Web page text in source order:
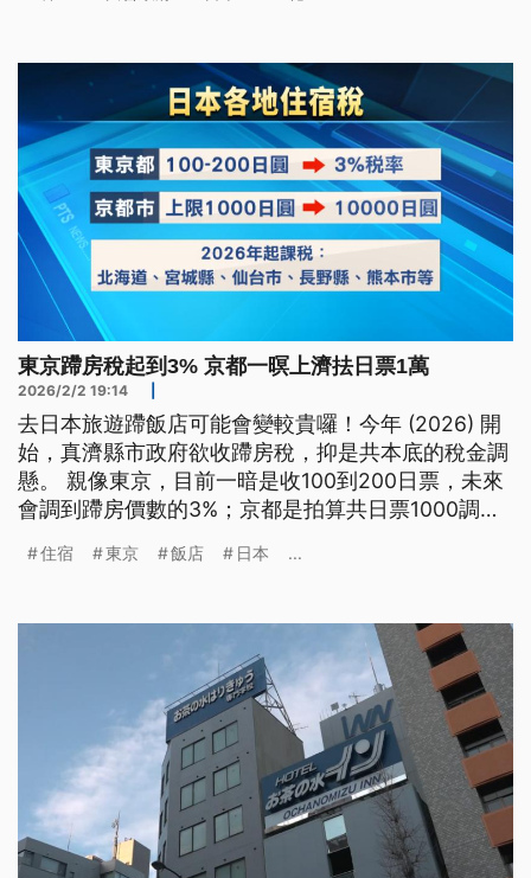
東京蹛房稅起到3% 京都一暝上濟抾日票1萬
2026/2/2 19:14
去日本旅遊蹛飯店可能會變較貴囉！今年 (2026) 開
始，真濟縣市政府欲收蹛房稅，抑是共本底的稅金調
懸。 親像東京，目前一暗是收100到200日票，未來
會調到蹛房價數的3%；京都是拍算共日票1000調到1
旅客和業者反彈。（新聞標題、導言為台語文）
住宿 東京 飯店 日本 ...